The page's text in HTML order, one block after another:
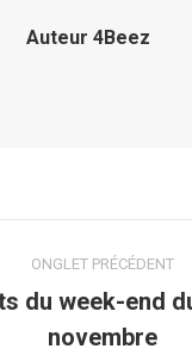
Auteur 4Beez
ONGLET PRÉCÉDENT
Onglet
précédent
du week-end
novembre